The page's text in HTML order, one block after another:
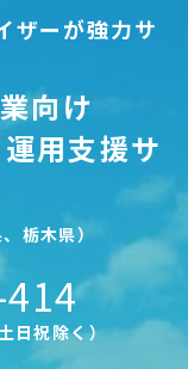
ザーが強力サ
向け
用支援サ
栃木県）
日祝除く）